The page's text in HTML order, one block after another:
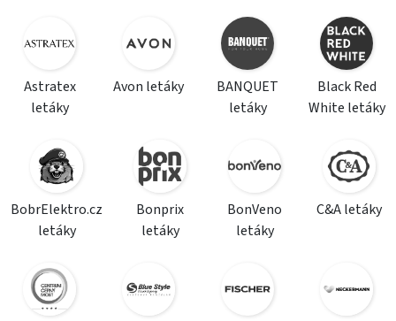
Astratex
letáky
Avon letáky
BANQUET
letáky
Black Red
White letáky
BobrElektro.cz
letáky
Bonprix
letáky
BonVeno
letáky
C&A letáky